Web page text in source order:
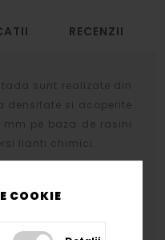
COOKIE
RECENZII
sunt realizate din
densitate si acoperite
pe baza de rasini
lianti chimici.
bazelor si